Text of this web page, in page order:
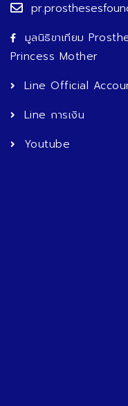
มูลนิธิขาเทียม
Princess Mother
Line Official
Line การเงิน
Youtube